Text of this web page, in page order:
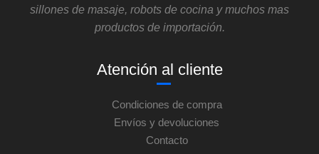
sillones de masaje, robots de cocina y muchos mas
productos de importación.
Atención al cliente
Condiciones de compra
Envíos y devoluciones
Contacto